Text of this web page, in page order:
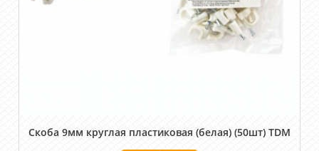
Скоба 9мм круглая пластиковая (белая) (50шт) TDM